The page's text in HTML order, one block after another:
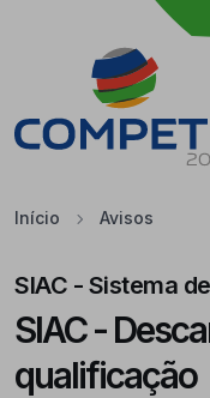
Saltar para o
Início Avisos
SIAC - Sistema
SIAC -
qualificação